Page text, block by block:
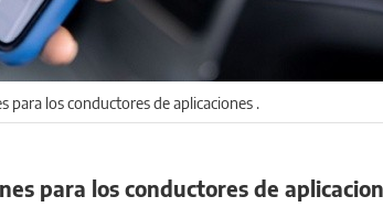
para los conductores de aplicaciones .
para los conductores de